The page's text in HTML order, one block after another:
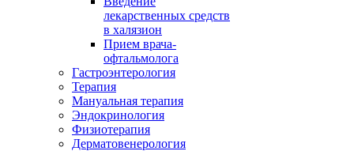
лекарственных средств
в халязион
Прием врача-
офтальмолога
Гастроэнтерология
Терапия
Мануальная терапия
Эндокринология
Физиотерапия
Дерматовенерология